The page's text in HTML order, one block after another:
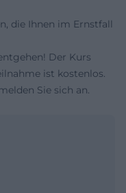
die Ihnen im Ernstfall
Der Kurs
ist kostenlos.
Sie sich an.